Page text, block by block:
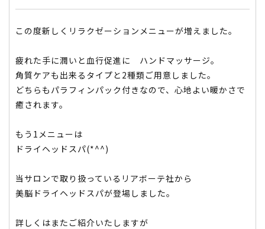
この度新しくリラクゼーションメニューが増えました。
疲れた手に潤いと血行促進に ハンドマッサージ。
角質ケアも出来るタイプと2種類ご用意しました。
どちらもパラフィンパック付きなので、心地よい暖かさで
癒されます。
もう1メニューは
ドライヘッドスパ(*^^)
当サロンで取り扱っているリアボーテ社から
美脳ドライヘッドスパが登場しました。
詳しくはまたご紹介いたしますが